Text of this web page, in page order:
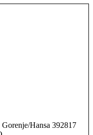
Hansa 392817